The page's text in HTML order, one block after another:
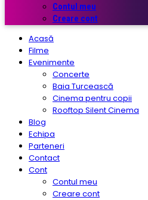
Contul meu
Creare cont
Acasă
Filme
Evenimente
Concerte
Baia Turcească
Cinema pentru copii
Rooftop Silent Cinema
Blog
Echipa
Parteneri
Contact
Cont
Contul meu
Creare cont